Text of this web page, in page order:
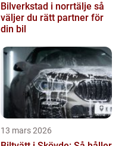
Bilverkstad i norrtälje så
väljer du rätt partner för
din bil
13 mars 2026